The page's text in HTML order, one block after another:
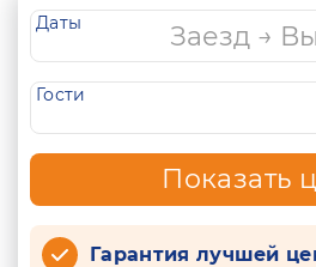
Даты
Гости
Показать
Гарантия лучшей